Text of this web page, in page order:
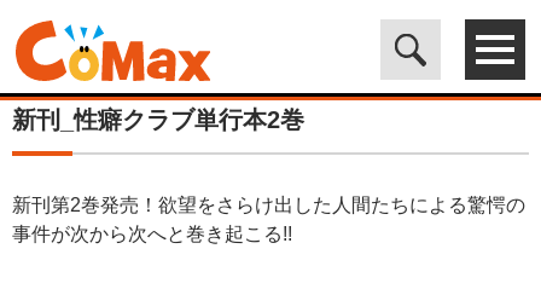
電子書籍マンガ CoMax(コマックス)公式サイト - 株式会社ICE>カ
テゴリは使用しません>新刊_性癖クラブ単行本2巻
新刊_性癖クラブ単行本2巻
新刊第2巻発売！欲望をさらけ出した人間たちによる驚愕の
事件が次から次へと巻き起こる!!